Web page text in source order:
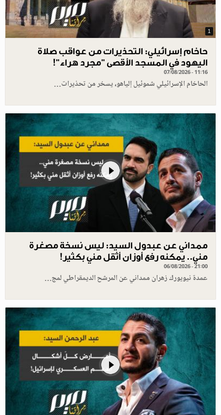
1
حاخام إسرائيلي: التحذيرات من عواقب صلاة
اليهود في المسجد الأقصى "مجرد هراء"!
07/08/2026 - 11:16
الحاخام الإسرائيلي شموئيل إلياهو، يسخر من تحذيرات…
ممداني عن عبدول السيد: ليس نسخة مصغرة
مني.. يمكنه رفع أوزان أثقل مني بكثير!
06/08/2026 - 21:00
عمدة نيويورك زهران ممداني عن المرشح الديمقراطي لمج…